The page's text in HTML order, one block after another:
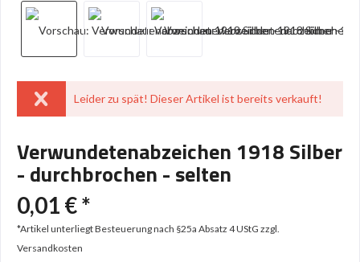
Leider zu spät! Dieser Artikel ist bereits verkauft!
Verwundetenabzeichen 1918 Silber
- durchbrochen - selten
0,01 € *
*Artikel unterliegt Besteuerung nach §25a Absatz 4 UStG zzgl.
Versandkosten